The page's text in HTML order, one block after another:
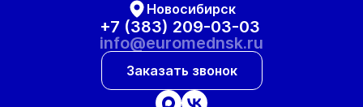
Новосибирск
+7 (383) 209-03-03
info@euromednsk.ru
Заказать звонок